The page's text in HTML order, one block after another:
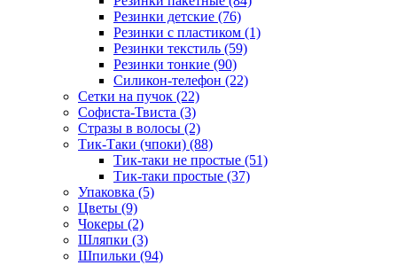
Резинки детские (76)
Резинки с пластиком (1)
Резинки текстиль (59)
Резинки тонкие (90)
Силикон-телефон (22)
Сетки на пучок (22)
Софиста-Твиста (3)
Стразы в волосы (2)
Тик-Таки (чпоки) (88)
Тик-таки не простые (51)
Тик-таки простые (37)
Упаковка (5)
Цветы (9)
Чокеры (2)
Шляпки (3)
Шпильки (94)